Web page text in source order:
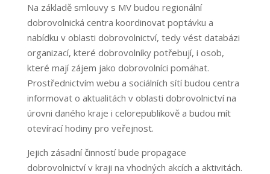
Na základě smlouvy s MV budou regionální
dobrovolnická centra koordinovat poptávku a
nabídku v oblasti dobrovolnictví, tedy vést databázi
organizací, které dobrovolníky potřebují, i osob,
které mají zájem jako dobrovolníci pomáhat.
Prostřednictvím webu a sociálních sítí budou centra
informovat o aktualitách v oblasti dobrovolnictví na
úrovni daného kraje i celorepublikově a budou mít
otevírací hodiny pro veřejnost.
Jejich zásadní činností bude propagace
dobrovolnictví v kraji na vhodných akcích a aktivitách.